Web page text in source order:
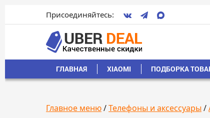
Присоединяйтесь:
ГЛАВНАЯ XIAOMI ПОДБОРКА
Главное меню/Телефоны и аксессуары /